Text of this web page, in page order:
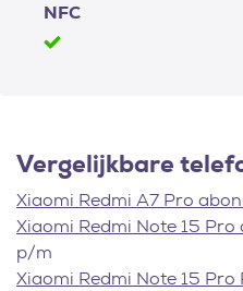
NFC
Vergelijkbare
Xiaomi Redmi A7 Pro
Xiaomi Redmi Note 15
p/m
Xiaomi Redmi Note 15